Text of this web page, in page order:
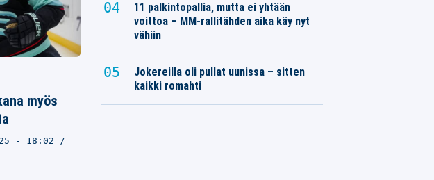
myös
- 18:02
11 palkintopallia, mutta ei yhtään
voittoa – MM-rallitähden aika käy nyt
vähiin
Jokereilla oli pullat uunissa – sitten
kaikki romahti